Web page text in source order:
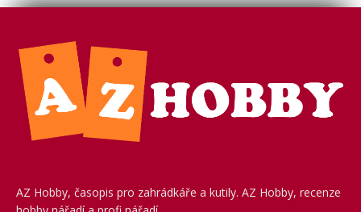
AZ Hobby, časopis pro zahrádkáře a kutily. AZ Hobby, recenze